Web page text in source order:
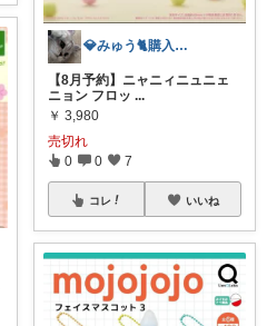
💎みゅう🐈購入感謝(❀ᴗ͈ˬᴗ͈)⁾
【8月予約】ニャニィニュニェ
ニョン フロッ ...
￥ 3,980
売切れ
0 0 7
コレ いいね